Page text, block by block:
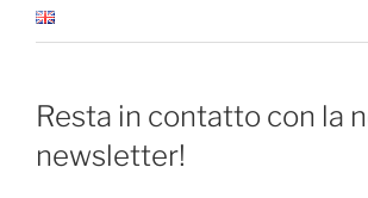
Resta in contatto con la
newsletter!